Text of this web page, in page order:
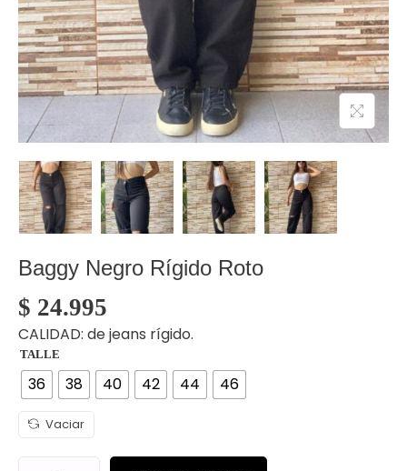
Baggy Negro Rígido Roto
$ 24.995
CALIDAD: de jeans rígido.
TALLE
36 38 40 42 44 46
Vaciar